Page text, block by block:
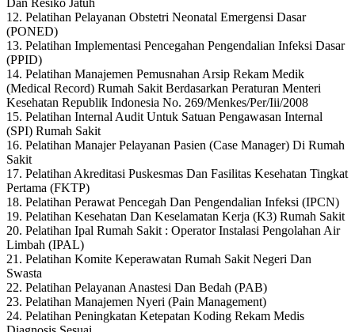
12. Pelatihan Pelayanan Obstetri Neonatal Emergensi Dasar
(PONED)
13. Pelatihan Implementasi Pencegahan Pengendalian Infeksi Dasar
(PPID)
14. Pelatihan Manajemen Pemusnahan Arsip Rekam Medik
(Medical Record) Rumah Sakit Berdasarkan Peraturan Menteri
Kesehatan Republik Indonesia No. 269/Menkes/Per/Iii/2008
15. Pelatihan Internal Audit Untuk Satuan Pengawasan Internal
(SPI) Rumah Sakit
16. Pelatihan Manajer Pelayanan Pasien (Case Manager) Di Rumah
Sakit
17. Pelatihan Akreditasi Puskesmas Dan Fasilitas Kesehatan Tingkat
Pertama (FKTP)
18. Pelatihan Perawat Pencegah Dan Pengendalian Infeksi (IPCN)
19. Pelatihan Kesehatan Dan Keselamatan Kerja (K3) Rumah Sakit
20. Pelatihan Ipal Rumah Sakit : Operator Instalasi Pengolahan Air
Limbah (IPAL)
21. Pelatihan Komite Keperawatan Rumah Sakit Negeri Dan
Swasta
22. Pelatihan Pelayanan Anastesi Dan Bedah (PAB)
23. Pelatihan Manajemen Nyeri (Pain Management)
24. Pelatihan Peningkatan Ketepatan Koding Rekam Medis